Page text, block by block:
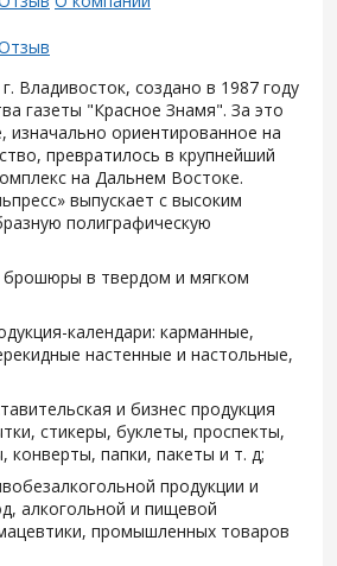
Владивосток, создано в 1987 году
газеты "Красное Знамя". За это
изначально ориентированное на
превратилось в крупнейший
на Дальнем Востоке.
выпускает с высоким
полиграфическую
брошюры в твердом и мягком
календари: карманные,
настенные и настольные,
и бизнес продукция
стикеры, буклеты, проспекты,
конверты, папки, пакеты и т. д;
продукции и
алкогольной и пищевой
промышленных товаров